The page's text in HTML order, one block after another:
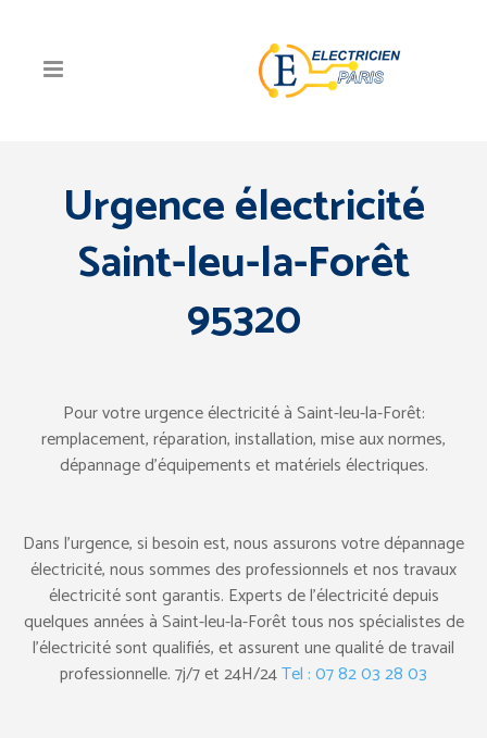
Urgence électricité
Saint-leu-la-Forêt
95320
Pour votre urgence électricité à Saint-leu-la-Forêt:
remplacement, réparation, installation, mise aux normes,
dépannage d’équipements et matériels électriques.
Dans l’urgence, si besoin est, nous assurons votre dépannage
électricité, nous sommes des professionnels et nos travaux
électricité sont garantis. Experts de l’électricité depuis
quelques années à Saint-leu-la-Forêt tous nos spécialistes de
l’électricité sont qualifiés, et assurent une qualité de travail
professionnelle. 7j/7 et 24H/24Tel : 07 82 03 28 03